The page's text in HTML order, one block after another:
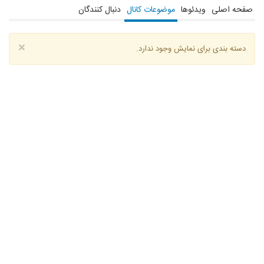
صفحه اصلی ویدئوها موضوعات کانال دنبال کنندگان
× دسته بندی برای نمایش وجود ندارد.